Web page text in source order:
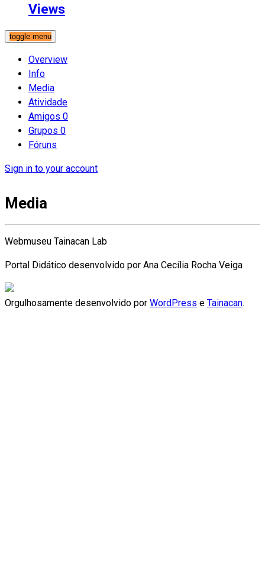
Views
toggle menu
Overview
Info
Media
Atividade
Amigos 0
Grupos 0
Fóruns
Sign in to your account
Media
Webmuseu Tainacan Lab
Portal Didático desenvolvido por Ana Cecília Rocha Veiga
Orgulhosamente desenvolvido por WordPress e Tainacan.